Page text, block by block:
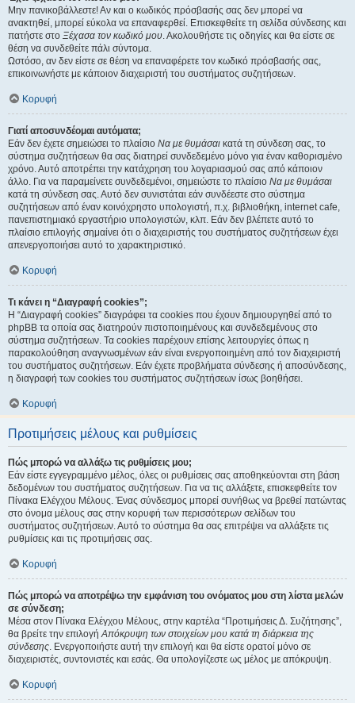
Μην πανικοβάλλεστε! Αν και ο κωδικός πρόσβασής σας δεν μπορεί να
ανακτηθεί, μπορεί εύκολα να επαναφερθεί. Επισκεφθείτε τη σελίδα σύνδεσης και
πατήστε στο Ξέχασα τον κωδικό μου. Ακολουθήστε τις οδηγίες και θα είστε σε
θέση να συνδεθείτε πάλι σύντομα.
Ωστόσο, αν δεν είστε σε θέση να επαναφέρετε τον κωδικό πρόσβασής σας,
επικοινωνήστε με κάποιον διαχειριστή του συστήματος συζητήσεων.
Κορυφή
Γιατί αποσυνδέομαι αυτόματα;
Εάν δεν έχετε σημειώσει το πλαίσιο Να με θυμάσαι κατά τη σύνδεση σας, το
σύστημα συζητήσεων θα σας διατηρεί συνδεδεμένο μόνο για έναν καθορισμένο
χρόνο. Αυτό αποτρέπει την κατάχρηση του λογαριασμού σας από κάποιον
άλλο. Για να παραμείνετε συνδεδεμένοι, σημειώστε το πλαίσιο Να με θυμάσαι
κατά τη σύνδεση σας. Αυτό δεν συνιστάται εάν συνδέεστε στο σύστημα
συζητήσεων από έναν κοινόχρηστο υπολογιστή, π.χ. βιβλιοθήκη, internet cafe,
πανεπιστημιακό εργαστήριο υπολογιστών, κλπ. Εάν δεν βλέπετε αυτό το
πλαίσιο επιλογής σημαίνει ότι ο διαχειριστής του συστήματος συζητήσεων έχει
απενεργοποιήσει αυτό το χαρακτηριστικό.
Κορυφή
Τι κάνει η “Διαγραφή cookies”;
Η “Διαγραφή cookies” διαγράφει τα cookies που έχουν δημιουργηθεί από το
phpBB τα οποία σας διατηρούν πιστοποιημένους και συνδεδεμένους στο
σύστημα συζητήσεων. Τα cookies παρέχουν επίσης λειτουργίες όπως η
παρακολούθηση αναγνωσμένων εάν είναι ενεργοποιημένη από τον διαχειριστή
του συστήματος συζητήσεων. Εάν έχετε προβλήματα σύνδεσης ή αποσύνδεσης,
η διαγραφή των cookies του συστήματος συζητήσεων ίσως βοηθήσει.
Κορυφή
Προτιμήσεις μέλους και ρυθμίσεις
Πώς μπορώ να αλλάξω τις ρυθμίσεις μου;
Εάν είστε εγγεγραμμένο μέλος, όλες οι ρυθμίσεις σας αποθηκεύονται στη βάση
δεδομένων του συστήματος συζητήσεων. Για να τις αλλάξετε, επισκεφθείτε τον
Πίνακα Ελέγχου Μέλους. Ένας σύνδεσμος μπορεί συνήθως να βρεθεί πατώντας
στο όνομα μέλους σας στην κορυφή των περισσότερων σελίδων του
συστήματος συζητήσεων. Αυτό το σύστημα θα σας επιτρέψει να αλλάξετε τις
ρυθμίσεις και τις προτιμήσεις σας.
Κορυφή
Πώς μπορώ να αποτρέψω την εμφάνιση του ονόματος μου στη λίστα μελών
σε σύνδεση;
Μέσα στον Πίνακα Ελέγχου Μέλους, στην καρτέλα “Προτιμήσεις Δ. Συζήτησης”,
θα βρείτε την επιλογήΑπόκρυψη των στοιχείων μου κατά τη διάρκεια της
σύνδεσης. Ενεργοποιήστε αυτή την επιλογή και θα είστε ορατοί μόνο σε
διαχειριστές, συντονιστές και εσάς. Θα υπολογίζεστε ως μέλος με απόκρυψη.
Κορυφή